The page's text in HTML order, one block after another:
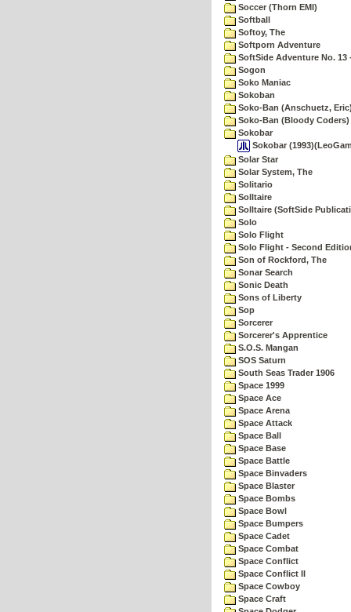
Soccer (Thorn EMI)
Softball
Softoy, The
Softporn Adventure
SoftSide Adventure No. 13
Sogon
Soko Maniac
Sokoban
Soko-Ban (Anschuetz,
Soko-Ban (Bloody Coders)
Sokobar
Sokobar
Solar Star
Solar System, The
Solitario
Solltaire
Solltaire (SoftSide
Solo
Solo Flight
Solo Flight - Second
Son of Rockford, The
Sonar Search
Sonic Death
Sons of Liberty
Sop
Sorcerer
Sorcerer's Apprentice
S.O.S. Mangan
SOS Saturn
South Seas Trader 1906
Space 1999
Space Ace
Space Arena
Space Attack
Space Ball
Space Base
Space Battle
Space Binvaders
Space Blaster
Space Bombs
Space Bowl
Space Bumpers
Space Cadet
Space Combat
Space Conflict
Space Conflict II
Space Cowboy
Space Craft